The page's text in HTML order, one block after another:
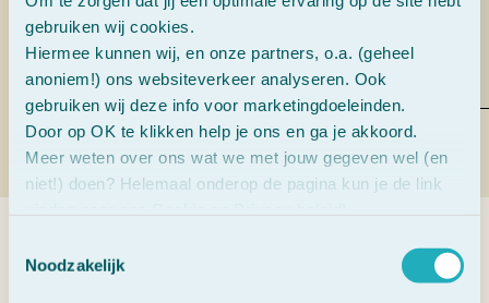
gebruiken wij cookies.
Hiermee kunnen wij, en onze partners, o.a. (geheel
anoniem!) ons websiteverkeer analyseren. Ook
gebruiken wij deze info voor marketingdoeleinden.
Door op OK te klikken help je ons en ga je akkoord.
Meer weten over ons wat we met jouw gegeven wel (en
niet!) doen? Helemaal onderop de pagina kun je de link
Noodzakelijk
AnneKee Molenaar
Veelgestelde vragen